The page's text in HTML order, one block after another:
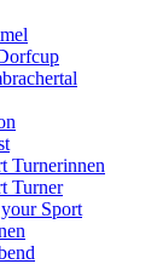
Turnerinnen
Turner
Sport